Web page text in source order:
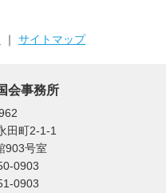
｜ サイトマップ
会事務所
田町2-1-1
903号室
0903
0903